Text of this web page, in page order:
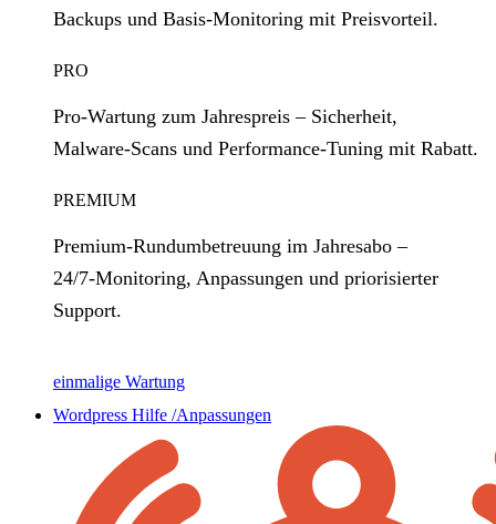
Backups und Basis‑Monitoring mit Preisvorteil.
PRO
Pro‑Wartung zum Jahrespreis – Sicherheit,
Malware‑Scans und Performance‑Tuning mit Rabatt.
PREMIUM
Premium‑Rundumbetreuung im Jahresabo –
24/7‑Monitoring, Anpassungen und priorisierter
Support.
einmalige Wartung
Wordpress Hilfe /Anpassungen